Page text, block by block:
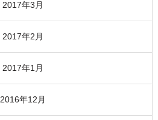
2017年3月
2017年2月
2017年1月
2016年12月